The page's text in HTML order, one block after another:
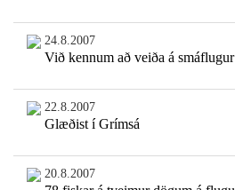
24.8.2007
Við kennum að veiða á smáflugur
22.8.2007
Glæðist í Grímsá
20.8.2007